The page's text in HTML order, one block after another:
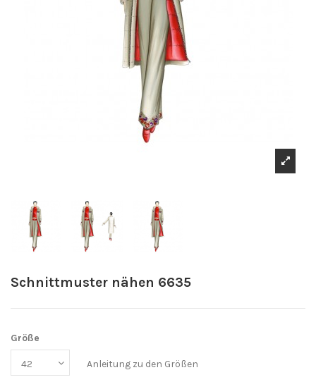
Schnittmuster nähen 6635
Größe
Anleitung zu den Größen